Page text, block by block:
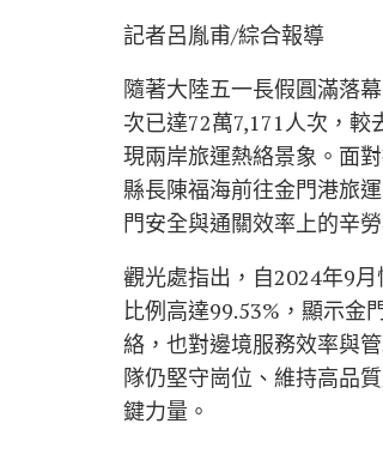
記者呂胤甫/綜合報導
隨著大陸五一長假圓滿落
次已達72萬7,171人次，
現兩岸旅運熱絡景象。面
縣長陳福海前往金門港旅
門安全與通關效率上的辛
觀光處指出，自2024年9
比例高達99.53%，顯示金
絡，也對邊境服務效率與
隊仍堅守崗位、維持高品
鍵力量。